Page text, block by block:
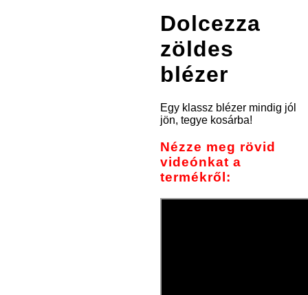
Dolcezza
zöldes
blézer
Egy klassz blézer mindig jól
jön, tegye kosárba!
Nézze meg rövid
videónkat a
termékről: